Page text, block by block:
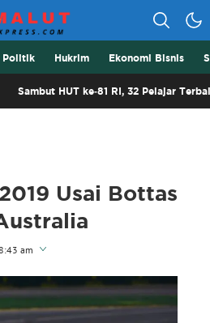
Politik Hukrim Ekonomi Bisnis
HUT ke-81 RI, 32 Pelajar Terbaik
Usai Bottas
am